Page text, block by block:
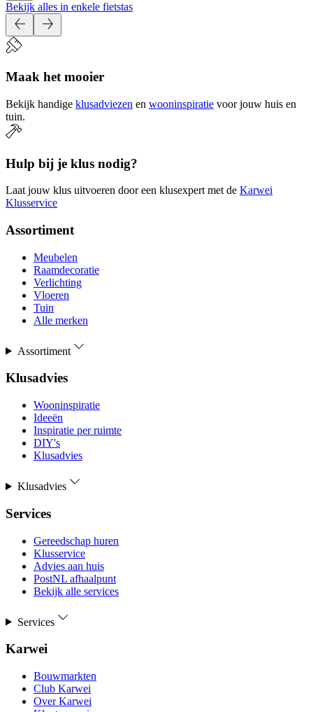
Bekijk alles in enkele fietstas
Maak het mooier
Bekijk handige klusadviezen en wooninspiratie voor jouw huis en
tuin.
Hulp bij je klus nodig?
Laat jouw klus uitvoeren door een klusexpert met de Karwei
Klusservice
Assortiment
Meubelen
Raamdecoratie
Verlichting
Vloeren
Tuin
Alle merken
Assortiment
Klusadvies
Wooninspiratie
Ideeën
Inspiratie per ruimte
DIY's
Klusadvies
Klusadvies
Services
Gereedschap huren
Klusservice
Advies aan huis
PostNL afhaalpunt
Bekijk alle services
Services
Karwei
Bouwmarkten
Club Karwei
Over Karwei